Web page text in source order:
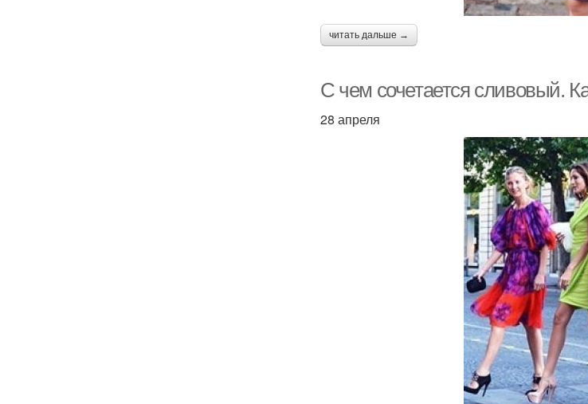
читать дальше →
С чем сочетается сливовый.
28 апреля